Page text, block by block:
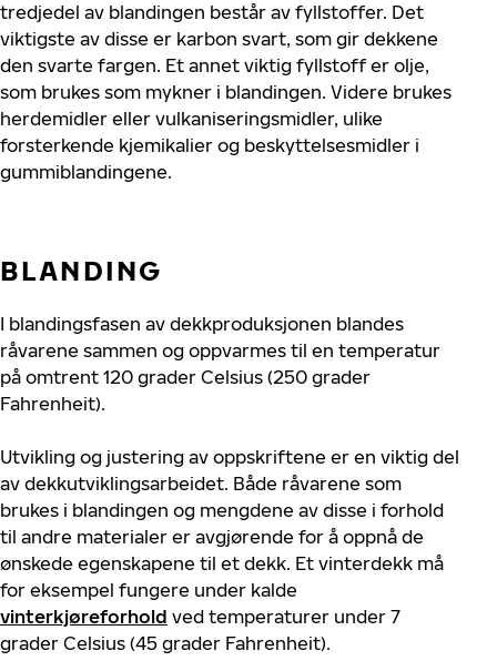
tredjedel av blandingen består av fyllstoffer. Det
viktigste av disse er karbon svart, som gir dekkene
den svarte fargen. Et annet viktig fyllstoff er olje,
som brukes som mykner i blandingen. Videre brukes
herdemidler eller vulkaniseringsmidler, ulike
forsterkende kjemikalier og beskyttelsesmidler i
gummiblandingene.
BLANDING
I blandingsfasen av dekkproduksjonen blandes
råvarene sammen og oppvarmes til en temperatur
på omtrent 120 grader Celsius (250 grader
Fahrenheit).
Utvikling og justering av oppskriftene er en viktig del
av dekkutviklingsarbeidet. Både råvarene som
brukes i blandingen og mengdene av disse i forhold
til andre materialer er avgjørende for å oppnå de
ønskede egenskapene til et dekk. Et vinterdekk må
for eksempel fungere under kalde
vinterkjøreforhold ved temperaturer under 7
grader Celsius (45 grader Fahrenheit).